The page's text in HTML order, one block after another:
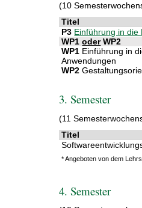
(10
Titel
P3 Einführung in die
WP1oderWP2
WP1 Einführung in
Anwendungen
WP2
3. Semester
(11
Titel
* Angeboten von dem
4. Semester